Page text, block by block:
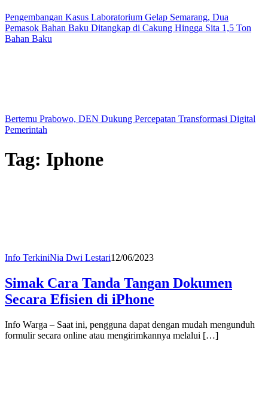
Pengembangan Kasus Laboratorium Gelap Semarang, Dua
Pemasok Bahan Baku Ditangkap di Cakung Hingga Sita 1,5 Ton
Bahan Baku
Bertemu Prabowo, DEN Dukung Percepatan Transformasi Digital
Pemerintah
Tag: Iphone
Info TerkiniNia Dwi Lestari12/06/2023
Simak Cara Tanda Tangan Dokumen
Secara Efisien di iPhone
Info Warga – Saat ini, pengguna dapat dengan mudah mengunduh
formulir secara online atau mengirimkannya melalui […]